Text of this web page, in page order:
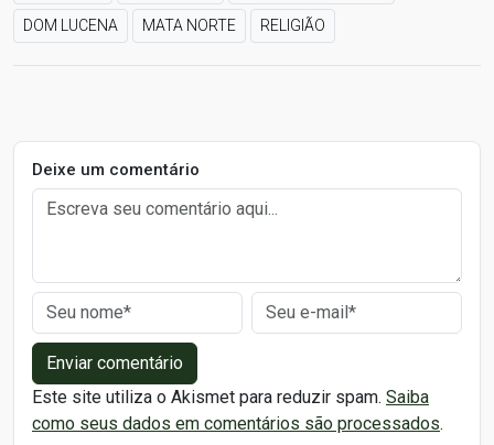
DOM LUCENA MATA NORTE RELIGIÃO
Deixe um comentário
Enviar comentário
Este site utiliza o Akismet para reduzir spam. Saiba
como seus dados em comentários são processados.